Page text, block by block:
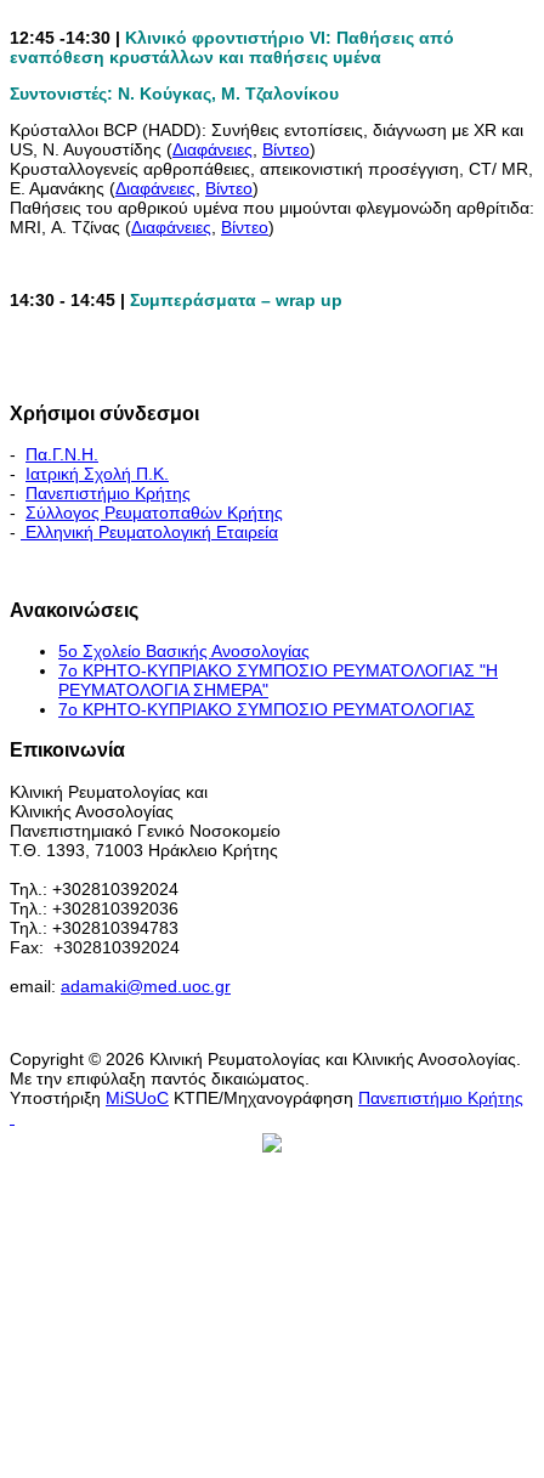
12:45 -14:30 | Κλινικό φροντιστήριο VI: Παθήσεις από
εναπόθεση κρυστάλλων και παθήσεις υμένα
Συντονιστές: Ν. Κούγκας, Μ. Τζαλονίκου
Κρύσταλλοι BCP (ΗΑDD): Συνήθεις εντοπίσεις, διάγνωση με XR και
US, Ν. Αυγουστίδης (Διαφάνειες Βίντεο)
Κρυσταλλογενείς αρθροπάθειες, απεικονιστική προσέγγιση, CT/ MR,
Ε. Αμανάκης (Διαφάνειες Βίντεο)
Παθήσεις του αρθρικού υμένα που μιμούνται φλεγμονώδη αρθρίτιδα:
MRI, Α. Τζίνας (Διαφάνειες Βίντεο)
14:30 - 14:45 | Συμπεράσματα – wrap up
Χρήσιμοι σύνδεσμοι
- Πα.Γ.Ν.Η.
- Ιατρική Σχολή Π.Κ.
- Πανεπιστήμιο Κρήτης
- Σύλλογος Ρευματοπαθών Κρήτης
-
Ελληνική Ρευματολογική Εταιρεία
Ανακοινώσεις
5ο Σχολείο Βασικής Ανοσολογίας
7ο ΚΡΗΤΟ-ΚΥΠΡΙΑΚΟ ΣΥΜΠΟΣΙΟ ΡΕΥΜΑΤΟΛΟΓΙΑΣ "H
ΡΕΥΜΑΤΟΛΟΓΙΑ ΣΗΜΕΡΑ"
7ο ΚΡΗΤΟ-ΚΥΠΡΙΑΚΟ ΣΥΜΠΟΣΙΟ ΡΕΥΜΑΤΟΛΟΓΙΑΣ
Επικοινωνία
Κλινική Ρευματολογίας και
Κλινικής Ανοσολογίας
Πανεπιστημιακό Γενικό Νοσοκομείο
Τ.Θ. 1393, 71003 Ηράκλειο Κρήτης
Τηλ.: +302810392024
Τηλ.: +302810392036
Τηλ.: +302810394783
Fax: +302810392024
email: adamaki@med.uoc.gr
Copyright © 2026 Κλινική Ρευματολογίας και Κλινικής Ανοσολογίας.
Με την επιφύλαξη παντός δικαιώματος.
Υποστήριξη MiSUoC ΚΤΠΕ/Μηχανογράφηση Πανεπιστήμιο Κρήτης